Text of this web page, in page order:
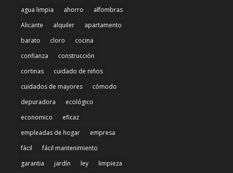
agua limpia ahorro
alfombras
Alicante
alquiler
apartamento
barato
cloro
cocina
confianza
construcción
cortinas
cuidado de niños
cuidados de mayores
cómodo
depuradora
ecológico
economico
eficaz
empleadas de hogar
empresa
fácil
fácil mantenimiento
garantia
jardín ley limpieza